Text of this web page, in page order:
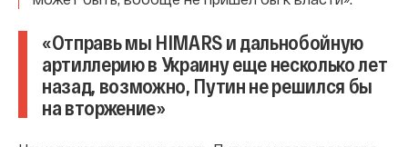
«Отправь мы HIMARS и дальнобойную
артиллерию в Украину еще несколько лет
назад, возможно, Путин не решился бы
на вторжение»